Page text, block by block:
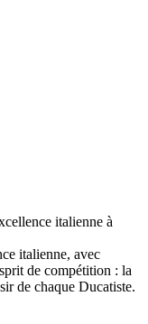
italienne à
italienne, avec
de compétition : la
de chaque Ducatiste.